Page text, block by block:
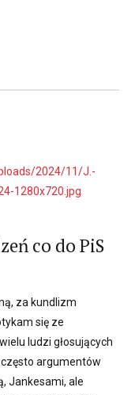
co do PiS
za kundlizm
się ze
ludzi głosujących
argumentów
Jankesami, ale